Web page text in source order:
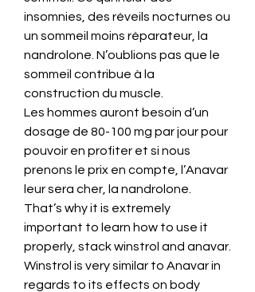
insomnies, des réveils nocturnes ou
un sommeil moins réparateur, la
nandrolone. N’oublions pas que le
sommeil contribue à la
construction du muscle.
Les hommes auront besoin d’un
dosage de 80-100 mg par jour pour
pouvoir en profiter et si nous
prenons le prix en compte, l’Anavar
leur sera cher, la nandrolone.
That’s why it is extremely
important to learn how to use it
properly, stack winstrol and anavar.
Winstrol is very similar to Anavar in
regards to its effects on body